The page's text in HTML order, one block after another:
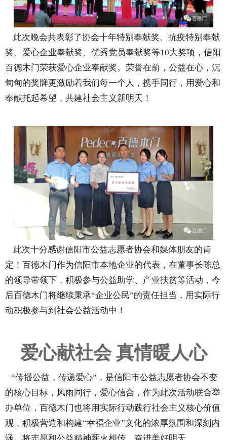
此次晚会共表彰了协会十年特别奉献奖、抗疫特别奉献
奖、爱心企业奉献奖、优秀党员奉献奖等10大奖项，信阳
百德木门荣获爱心企业奉献奖。荣誉在前，公益在心，沉
甸甸的奖牌更激励着我们每一个人，携手同行，用爱心和
奉献托起希望，共建社会主义新明天！
此次十分感谢信阳市公益志愿者协会和媒体朋友的肯
定！百德木门作为信阳市本地企业的代表，在董事长陈总
的领导带领下，积极参与公益助学、产业扶贫等活动，今
后百德木门将继续秉承“企业公民”的责任担当，用实际行
动积极参与到社会公益活动中！
爱心献社会 真情暖人心
“传播公益，传递爱心”，是信阳市公益志愿者协会不变
的核心目标，风雨同行，爱心信合，作为此次活动联合举
办单位，百德木门也将用实际行动践行社会主义核心价值
观，积极营造和构建“幸福企业”文化的浓厚氛围和深刻内